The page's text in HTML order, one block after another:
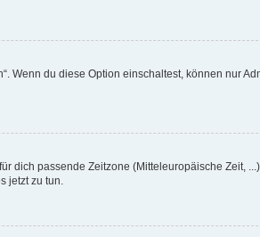
Wenn du diese Option einschaltest, können nur
dich passende Zeitzone (Mitteleuropäische Zeit,
jetzt zu tun.